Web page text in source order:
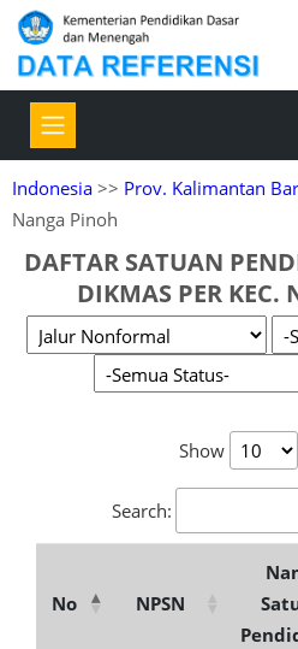
Indonesia >> Prov. Kalimantan
Nanga Pinoh
DAFTAR SATUAN
DIKMAS PER KEC.
Show
Search:
No NPSN